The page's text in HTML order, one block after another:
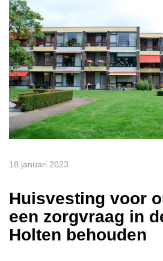
18 januari 2023
Huisvesting voor
een zorgvraag in
Holten behouden